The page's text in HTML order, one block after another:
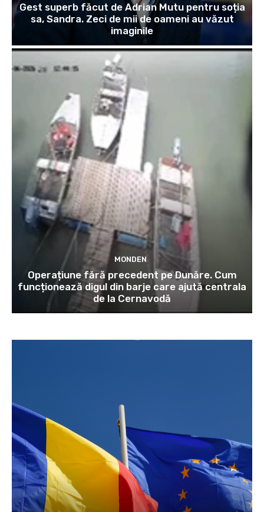
Gest superb făcut de Adrian Mutu pentru soția
sa, Sandra. Zeci de mii de oameni au văzut
imaginile
MONDEN
Operațiune fără precedent pe Dunăre. Cum
funcționează digul din barje care ajută centrala
de la Cernavodă